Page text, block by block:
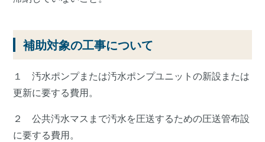
補助対象の工事について
１ 汚水ポンプまたは汚水ポンプユニットの新設または
更新に要する費用。
２ 公共汚水マスまで汚水を圧送するための圧送管布設
に要する費用。